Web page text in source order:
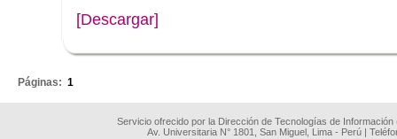
[Descargar]
Páginas: 1
Servicio ofrecido por la Dirección de Tecnologías de
Av. Universitaria N° 1801, San Miguel, Lima - Perú |